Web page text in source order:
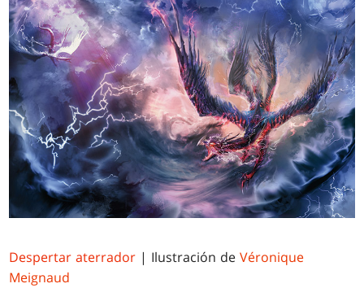
Despertar aterrador | Ilustración deVéronique
Meignaud